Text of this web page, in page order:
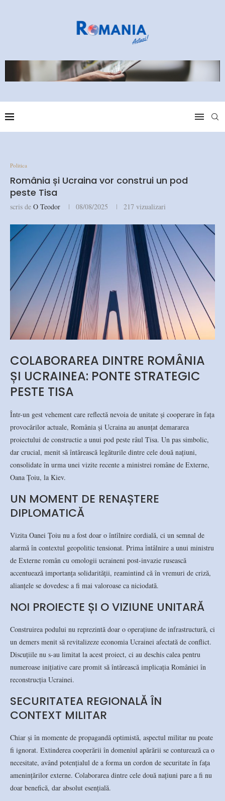
Politica
România și Ucraina vor construi un pod
peste Tisa
scris de O Teodor 08/08/2025 217 vizualizari
COLABORAREA DINTRE ROMÂNIA
ȘI UCRAINEA: PONTE STRATEGIC
PESTE TISA
Într-un gest vehement care reflectă nevoia de unitate și cooperare în fața
provocărilor actuale, România și Ucraina au anunțat demararea
proiectului de constructie a unui pod peste râul Tisa. Un pas simbolic,
dar crucial, menit să întărească legăturile dintre cele două națiuni,
consolidate în urma unei vizite recente a ministrei române de Externe,
Oana Țoiu, la Kiev.
UN MOMENT DE RENAȘTERE
DIPLOMATICĂ
Vizita Oanei Țoiu nu a fost doar o întîlnire cordială, ci un semnal de
alarmă în contextul geopolitic tensionat. Prima întâlnire a unui ministru
de Externe român cu omologii ucraineni post-invazie rusească
accentuează importanța solidarității, reamintind că în vremuri de criză,
alianțele se dovedesc a fi mai valoroase ca niciodată.
NOI PROIECTE ȘI O VIZIUNE UNITARĂ
Construirea podului nu reprezintă doar o operațiune de infrastructură, ci
un demers menit să revitalizeze economia Ucrainei afectată de conflict.
Discuțiile nu s-au limitat la acest proiect, ci au deschis calea pentru
numeroase inițiative care promit să întărească implicația României în
reconstrucția Ucrainei.
SECURITATEA REGIONALĂ ÎN
CONTEXT MILITAR
Chiar și în momente de propagandă optimistă, aspectul militar nu poate
fi ignorat. Extinderea cooperării în domeniul apărării se conturează ca o
necesitate, având potențialul de a forma un cordon de securitate în fața
amenințărilor externe. Colaborarea dintre cele două națiuni pare a fi nu
doar benefică, dar absolut esențială.